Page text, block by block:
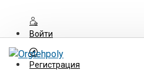
Войти
Регистрация